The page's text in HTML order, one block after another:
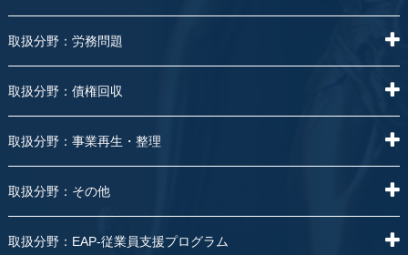
取扱分野：労務問題
取扱分野：債権回収
取扱分野：事業再生・整理
取扱分野：その他
取扱分野：EAP-従業員支援プログラム